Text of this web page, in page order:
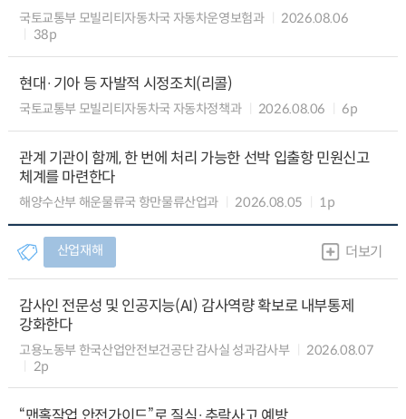
국토교통부 모빌리티자동차국 자동차운영보험과
2026.08.06
38p
현대·기아 등 자발적 시정조치(리콜)
국토교통부 모빌리티자동차국 자동차정책과 2026.08.06 6p
관계 기관이 함께, 한 번에 처리 가능한 선박 입출항 민원신고
체계를 마련한다
해양수산부 해운물류국 항만물류산업과 2026.08.05 1p
산업재해 더보기
감사인 전문성 및 인공지능(AI) 감사역량 확보로 내부통제
강화한다
고용노동부 한국산업안전보건공단 감사실 성과감사부
2026.08.07
2p